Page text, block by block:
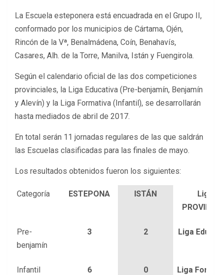
La Escuela esteponera está encuadrada en el Grupo II,
conformado por los municipios de Cártama, Ojén,
Rincón de la Vª, Benalmádena, Coín, Benahavís,
Casares, Alh. de la Torre, Manilva, Istán y Fuengirola.
Según el calendario oficial de las dos competiciones
provinciales, la Liga Educativa (Pre-benjamín, Benjamín
y Alevín) y la Liga Formativa (Infantil), se desarrollarán
hasta mediados de abril de 2017.
En total serán 11 jornadas regulares de las que saldrán
las Escuelas clasificadas para las finales de mayo.
Los resultados obtenidos fueron los siguientes:
Categoría ESTEPONA ISTÁN
Liga
Pre-
benjamín
3 2 Liga
Infantil 6 0 Liga